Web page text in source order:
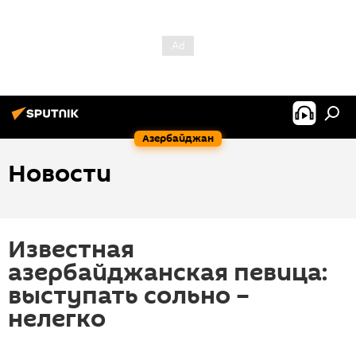
Азербайджан
Новости
Известная
азербайджанская певица:
выступать сольно –
нелегко